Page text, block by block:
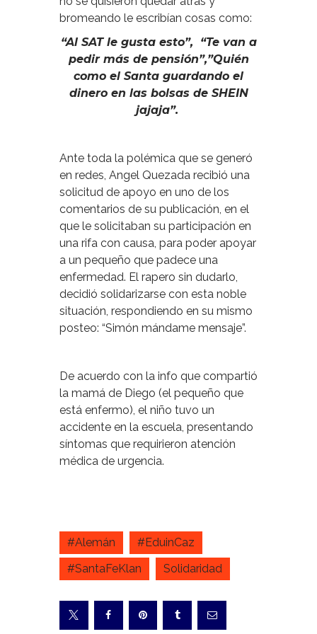
bromeando le escribían cosas como:
“Al SAT le gusta esto”, “Te van a
pedir más de pensión”,”Quién
como el Santa guardando el
dinero en las bolsas de SHEIN
jajaja”.
Ante toda la polémica que se generó
en redes, Angel Quezada recibió una
solicitud de apoyo en uno de los
comentarios de su publicación, en el
que le solicitaban su participación en
una rifa con causa, para poder apoyar
a un pequeño que padece una
enfermedad. El rapero sin dudarlo,
decidió solidarizarse con esta noble
situación, respondiendo en su mismo
posteo: “Simón mándame mensaje”.
De acuerdo con la info que compartió
la mamá de Diego (el pequeño que
está enfermo), el niño tuvo un
accidente en la escuela, presentando
síntomas que requirieron atención
médica de urgencia.
#Alemán
#EduinCaz
#SantaFeKlan
Solidaridad